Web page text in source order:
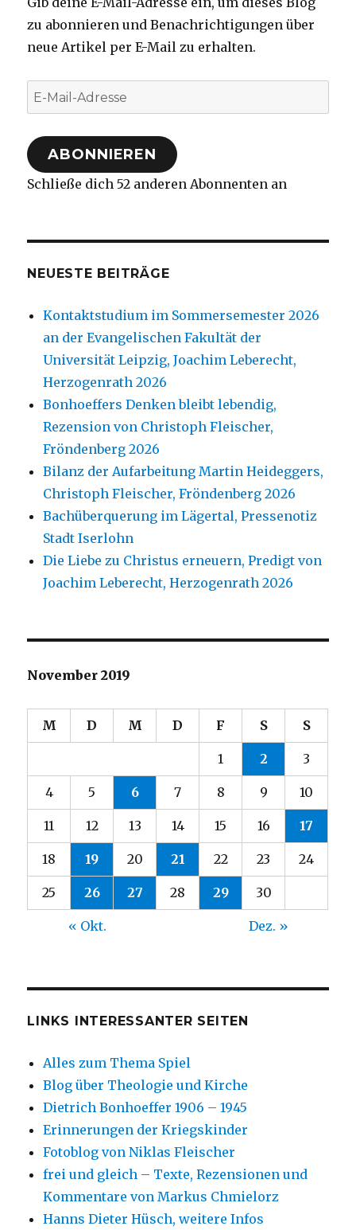
zu abonnieren und Benachrichtigungen über
neue Artikel per E-Mail zu erhalten.
E-
Mail-
Adresse
ABONNIEREN
Schließe dich 52 anderen Abonnenten an
NEUESTE BEITRÄGE
Kontaktstudium im Sommersemester 2026
an der Evangelischen Fakultät der
Universität Leipzig, Joachim Leberecht,
Herzogenrath 2026
Bonhoeffers Denken bleibt lebendig,
Rezension von Christoph Fleischer,
Fröndenberg 2026
Bilanz der Aufarbeitung Martin Heideggers,
Christoph Fleischer, Fröndenberg 2026
Bachüberquerung im Lägertal, Pressenotiz
Stadt Iserlohn
Die Liebe zu Christus erneuern, Predigt von
Joachim Leberecht, Herzogenrath 2026
November 2019
M D M D F S S
1 2 3
4 5 6 7 8 9 10
11 12 13 14 15 16 17
18 19 20 21 22 23 24
25 26 27 28 29 30
« Okt. Dez. »
LINKS INTERESSANTER SEITEN
Alles zum Thema Spiel
Blog über Theologie und Kirche
Dietrich Bonhoeffer 1906 – 1945
Erinnerungen der Kriegskinder
Fotoblog von Niklas Fleischer
frei und gleich – Texte, Rezensionen und
Kommentare von Markus Chmielorz
Hanns Dieter Hüsch, weitere Infos